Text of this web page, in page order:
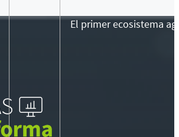
El primer ecosistema